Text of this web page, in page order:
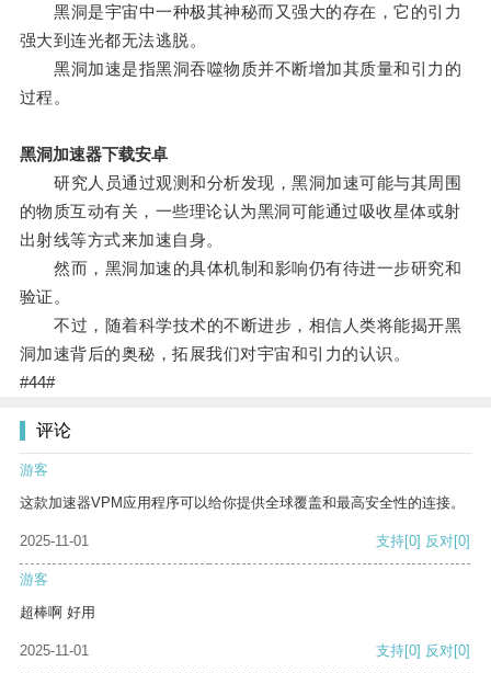
黑洞是宇宙中一种极其神秘而又强大的存在，它的引力
强大到连光都无法逃脱。
黑洞加速是指黑洞吞噬物质并不断增加其质量和引力的
过程。
黑洞加速器下载安卓
研究人员通过观测和分析发现，黑洞加速可能与其周围
的物质互动有关，一些理论认为黑洞可能通过吸收星体或射
出射线等方式来加速自身。
然而，黑洞加速的具体机制和影响仍有待进一步研究和
验证。
不过，随着科学技术的不断进步，相信人类将能揭开黑
洞加速背后的奥秘，拓展我们对宇宙和引力的认识。
#44#
评论
游客
这款加速器VPM应用程序可以给你提供全球覆盖和最高安全性的连接。
2025-11-01 支持[0] 反对[0]
游客
超棒啊 好用
2025-11-01 支持[0] 反对[0]